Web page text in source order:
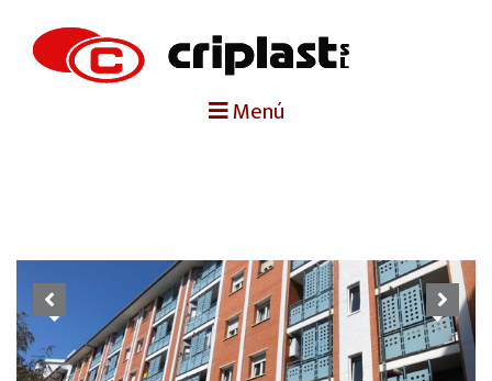
Menú
portada
trabajos destacados
noticias
Previous Next